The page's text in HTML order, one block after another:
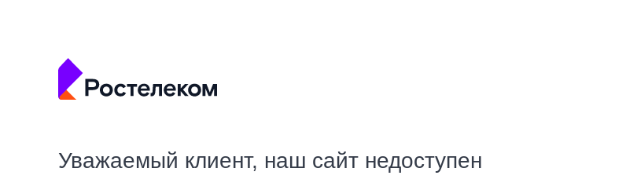
Уважаемый клиент, наш сайт недоступен